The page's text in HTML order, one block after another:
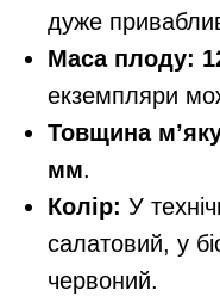
дуже
Маса плоду:
екземпляри
Товщина
мм.
Колір: У
салатовий, у
червоний.